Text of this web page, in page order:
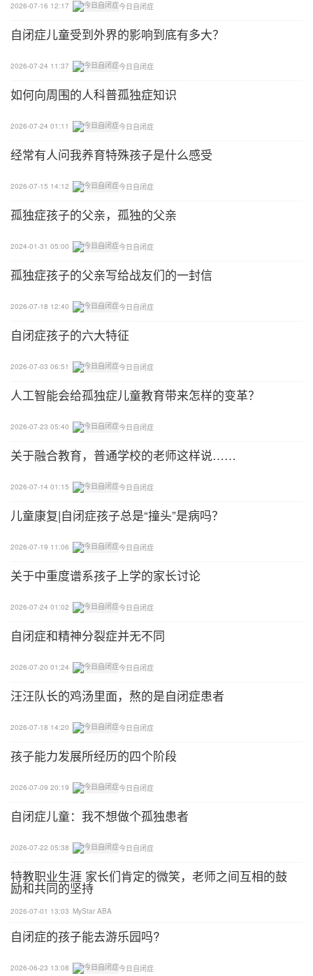
要他们能一个劲地翻下去就行，哪怕是一次翻揭好几
页也不要紧，随着手指灵活性的加强，渐渐会做到由
方法4：撕扯搓揉训练
如拿一些用过的纸、过时的书、画等让他们去撕扯，
得越碎对他们手指技巧的要求就越高，说明他们两手
的拇指、食指之间的对捏力越强。父母还可拿一些较
硬的纸或碎布料让他们去搓揉或搓卷，这既可锻炼他
们手指的灵活性，又可锻炼他们的腕力。父母在洗衣
服时也可让他们在一边学着用手去搓洗，这同样能起
到训练他们手指技巧的作用。
的物体如豆粒、石子、花生米等，让他们用镊子或筷
子挟出放到地上，挟完后再重新把地上的挟回到盒子
变小、由少变多。同时在这个时间父母要尽量训练他
们使用筷子自己挟出饭菜的能力。
方法6：拧旋训练
如拿一些螺丝让他们拧紧或放松，或者拿一些用过的
瓶子让他们拧紧或旋开瓶盖。
方法7：拨算盘训练
拿一算盘，让他们用手把算珠拨上拨下，既要一个个
手去拨，又可用两手同时在算盘上拨动。拨动时，算
盘珠碰撞时会发出“叭叭”的声音，使他们乐意用手去
方法8：插孔训练
用一较长的有一定厚度的木条，在上面钻上一些在小
让他们先用筷子、蘸笔管等向大孔中插，继而练习能
把吸管插到小孔中去。
方法9：揉面训练
准备一些面粉、水和盆子，和他们一起在盆中把水和
面粉掺合成粘土状。面揉好后，可以里面加一些红色
添加剂，指导他们用手做成各种形状的物体如小狗、
小人等。
2）对4、5岁及大龄自闭症儿童早期精细动作训练
2026-07-16 12:17 今日自闭症
自闭症儿童受到外界的影响到底有多大？
2026-07-24 11:37 今日自闭症
如何向周围的人科普孤独症知识
2026-07-24 01:11 今日自闭症
经常有人问我养育特殊孩子是什么感受
2026-07-15 14:12 今日自闭症
孤独症孩子的父亲，孤独的父亲
2024-01-31 05:00 今日自闭症
孤独症孩子的父亲写给战友们的一封信
2026-07-18 12:40 今日自闭症
自闭症孩子的六大特征
2026-07-03 06:51 今日自闭症
人工智能会给孤独症儿童教育带来怎样的变革？
2026-07-23 05:40 今日自闭症
关于融合教育，普通学校的老师这样说……
2026-07-14 01:15 今日自闭症
儿童康复|自闭症孩子总是“撞头”是病吗？
2026-07-19 11:06 今日自闭症
关于中重度谱系孩子上学的家长讨论
2026-07-24 01:02 今日自闭症
自闭症和精神分裂症并无不同
2026-07-20 01:24 今日自闭症
汪汪队长的鸡汤里面，熬的是自闭症患者
2026-07-18 14:20 今日自闭症
孩子能力发展所经历的四个阶段
2026-07-09 20:19 今日自闭症
自闭症儿童：我不想做个孤独患者
2026-07-22 05:38 今日自闭症
特教职业生涯 家长们肯定的微笑，老师之间互相的鼓
励和共同的坚持
2026-07-01 13:03 MyStar ABA
自闭症的孩子能去游乐园吗?
2026-06-23 13:08 今日自闭症